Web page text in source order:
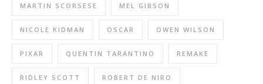
MARTIN SCORSESE MEL GIBSON
NICOLE KIDMAN OSCAR OWEN WILSON
PIXAR QUENTIN TARANTINO REMAKE
RIDLEY SCOTT ROBERT DE NIRO